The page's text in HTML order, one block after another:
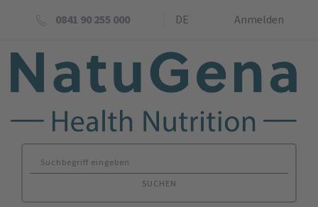
0841 90 255 000 DE Anmelden
SUCHEN